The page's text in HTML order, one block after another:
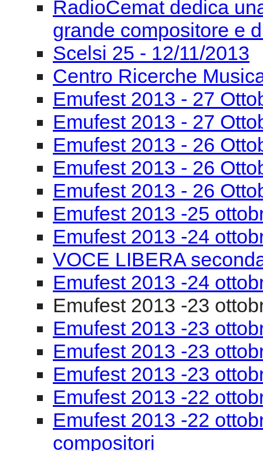
Emufest 2013 - 27
Emufest 2013 - 26
Emufest 2013 - 26
Emufest 2013 - 26
Emufest 2013 -25
Emufest 2013 -24
VOCE LIBERA
Emufest 2013 -24
Emufest 2013 -23
Emufest 2013 -23
Emufest 2013 -23
Emufest 2013 -23
Emufest 2013 -22
Emufest 2013 -22
compositori
Emufest 2013 -22
Emufest 2013 -22
Emufest 2013 - 21
Emufest 2013 - 21